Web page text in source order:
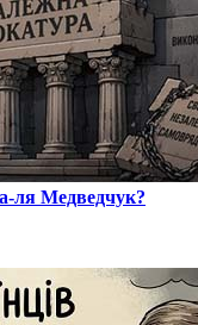
ля Медведчук?